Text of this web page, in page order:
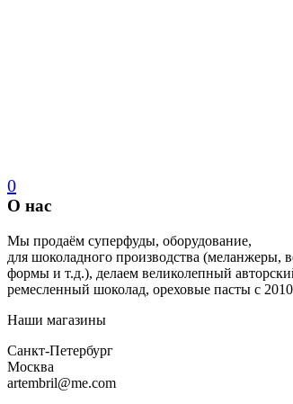
0
О нас
Мы продаём суперфуды, оборудование,
для шоколадного производства (меланжеры,
формы и т.д.), делаем великолепный
ремесленный шоколад, ореховые пасты с 2010
Наши магазины
Санкт-Петербург
Москва
artembril@me.com